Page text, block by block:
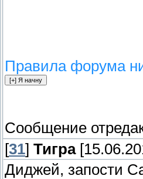
Правила форума
Сообщение
[31] Тигра
Диджей, запости